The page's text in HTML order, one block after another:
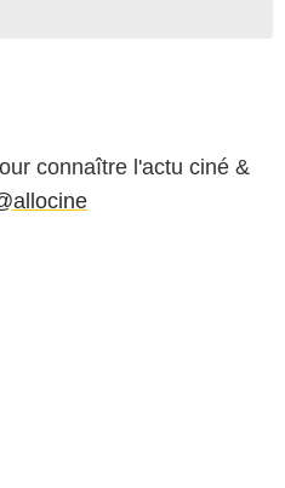
connaître l'actu ciné &